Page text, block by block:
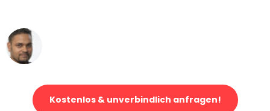
Kostenlos & unverbindlich anfragen!